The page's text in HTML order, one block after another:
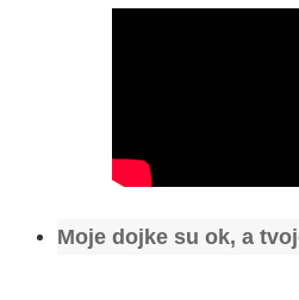
Moje dojke su ok, a